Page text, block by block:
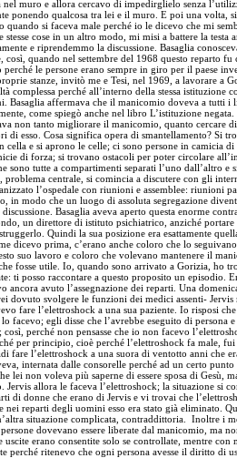
nel muro e allora cercavo di impedirglielo senza
ponendo qualcosa tra lei e il muro. E poi una volta,
quando si faceva male perché io le dicevo che mi
stesse cose in un altro modo, mi misi a battere la testa
e riprendemmo la discussione. Basaglia
così, quando nel settembre del 1968 questo reparto fu
le persone erano sempre in giro per il paese
stanze, invitò me e Tesi, nel 1969, a lavorare a
complessa perché all’interno della stessa istituzione
Basaglia affermava che il manicomio doveva a tutti i
come spiegò anche nel libro L’istituzione negata.
non tanto migliorare il manicomio, quanto cercare
di esso. Cosa significa opera di smantellamento? Si
cella e si aprono le celle; ci sono persone in camicia di
di forza; si trovano ostacoli per poter circolare
sono tutte a compartimenti separati l’uno dall’altro e
problema centrale, si comincia a discutere con gli
l’ospedale con riunioni e assemblee: riunioni
in modo che un luogo di assoluta segregazione
Basaglia aveva aperto questa enorme
un direttore di istituto psichiatrico, anziché portare
Quindi la sua posizione era esattamente
dicevo prima, c’erano anche coloro che lo seguivano
suo lavoro e coloro che volevano mantenere il
fosse utile. Io, quando sono arrivato a Gorizia, ho
ti posso raccontare a questo proposito un episodio.
ancora avuto l’assegnazione dei reparti. Una
dovuto svolgere le funzioni dei medici assenti- Jervis
fare l’elettroshock a una sua paziente. Io risposi che
facevo; egli disse che l’avrebbe eseguito di persona
così, perché non pensasse che io non facevo
per principio, cioè perché l’elettroshock fa male, fui
fare l’elettroshock a una suora di ventotto anni che
internata dalle consorelle perché ad un certo punto
lei non voleva più saperne di essere sposa di Gesù,
Jervis allora le faceva l’elettroshock; la situazione si
di donne che erano di Jervis e vi trovai che
nei reparti degli uomini esso era stato già eliminato.
situazione complicata, contraddittoria. Inoltre i
dovevano essere liberate dal manicomio, ma
uscite erano consentite solo se controllate, mentre con
perché ritenevo che ogni persona avesse il diritto di